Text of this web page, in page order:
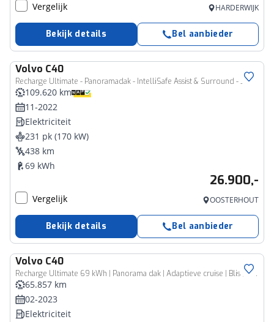
Vergelijk HARDERWIJK
Bekijk details Bel aanbieder
Volvo C40
Recharge Ultimate - Panoramadak - IntelliSafe Assist & Surround - 360º Camera - Harman/Kardon audio - Verwarmde voorstoelen, stuur & achterbank - Getint glas - Parkeersensoren voor & achter - Elektr. bedienb. voorstoelen met geheugen links - Draadloze tel. lader - Warmtepomp - Inklapbare trekhaak - 20' LMV
109.620 km
11-2022
Elektriciteit
231 pk (170 kW)
438 km
69 kWh
26.900,-
Vergelijk OOSTERHOUT
Bekijk details Bel aanbieder
Volvo C40
Recharge Ultimate 69 kWh | Panorama dak | Adaptieve cruise | Blis | Memory |
65.857 km
02-2023
Elektriciteit